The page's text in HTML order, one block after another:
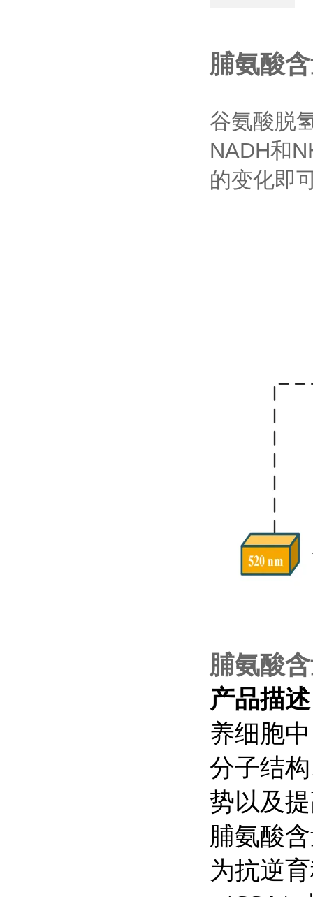
脯氨酸
谷氨酸脱
NADH和
的变化即
脯氨酸
产品描
养细胞
分子结
势以及
脯氨酸
为抗逆